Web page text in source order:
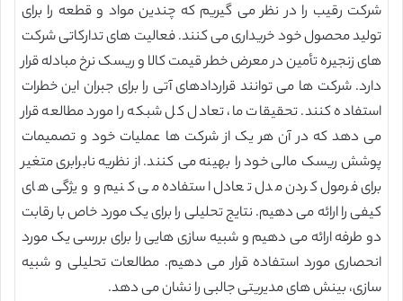
شرکت رقیب را در نظر می گیریم که چندین مواد و قطعه را برای
تولید محصول خود خریداری می کنند. فعالیت های تدارکاتی شرکت
های زنجیره تأمین در معرض خطر قیمت کالا و ریسک نرخ مبادله قرار
دارد. شرکت ها می توانند قراردادهای آتی را برای جبران این خطرات
استفاده کنند. تحقیقات ما، تعادل کل شبکه را مورد مطالعه قرار
می دهد که در آن هر یک از شرکت ها عملیات خود و تصمیمات
پوشش ریسک مالی خود را بهینه می کنند. از نظریه نابرابری متغیر
برای فرمول کردن مدل تعادل استفاده می کنیم و ویژگی های
کیفی را ارائه می دهیم. نتایج تحلیلی را برای یک مورد خاص با رقابت
دو طرفه ارائه می دهیم و شبیه سازی هایی را برای بررسی یک مورد
انحصاری مورد استفاده قرار می دهیم. مطالعات تحلیلی و شبیه
سازی، بینش های مدیریتی جالبی را نشان می دهد.